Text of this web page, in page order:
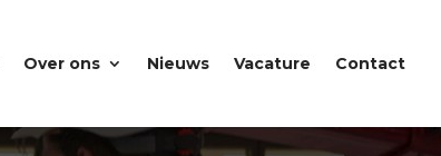
Over ons Nieuws Vacature Contact